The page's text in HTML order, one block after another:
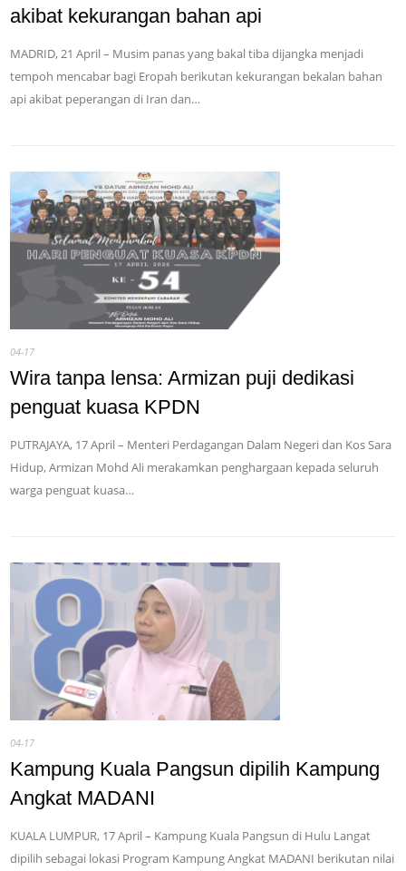
akibat kekurangan bahan api
MADRID, 21 April – Musim panas yang bakal tiba dijangka menjadi
tempoh mencabar bagi Eropah berikutan kekurangan bekalan bahan
api akibat peperangan di Iran dan…
04-17
Wira tanpa lensa: Armizan puji dedikasi
penguat kuasa KPDN
PUTRAJAYA, 17 April – Menteri Perdagangan Dalam Negeri dan Kos Sara
Hidup, Armizan Mohd Ali merakamkan penghargaan kepada seluruh
warga penguat kuasa…
04-17
Kampung Kuala Pangsun dipilih Kampung
Angkat MADANI
KUALA LUMPUR, 17 April – Kampung Kuala Pangsun di Hulu Langat
dipilih sebagai lokasi Program Kampung Angkat MADANI berikutan nilai